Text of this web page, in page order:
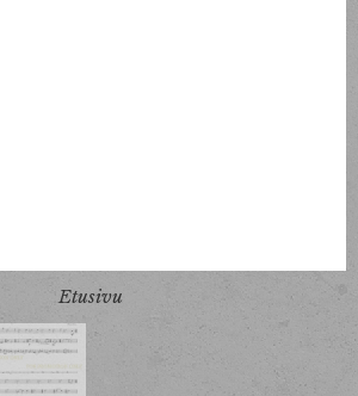
Etusivu
paistaa hangillemme (Viulu I)